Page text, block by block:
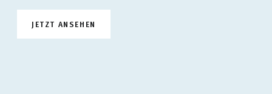
JETZT ANSEHEN